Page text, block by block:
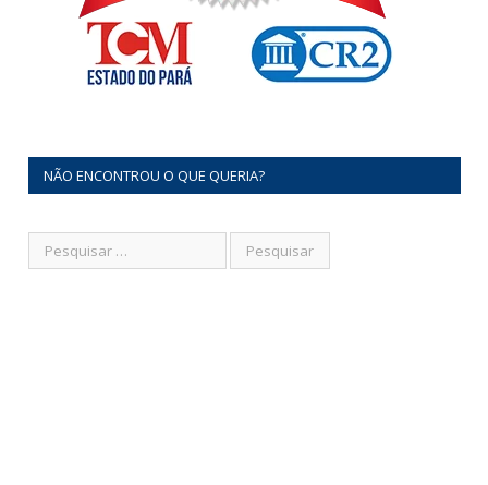
NÃO ENCONTROU O QUE QUERIA?